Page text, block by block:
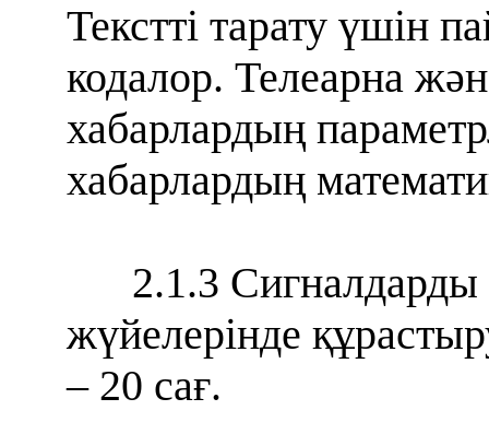
Текстті тарату үшін
кодалор. Телеарна
хабарлардың
хабарлардың
2.1.3 Сигналдарды
жүйелерінде
– 20 сағ.